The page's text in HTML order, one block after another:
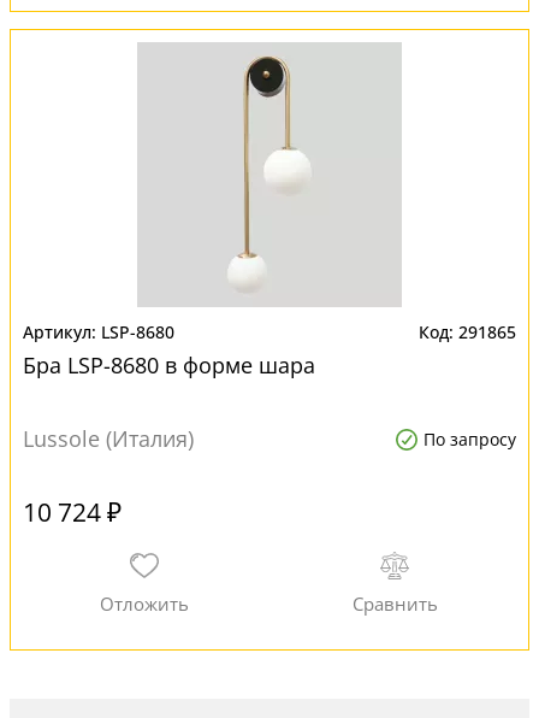
LSP-8680 291865
Бра LSP-8680 в форме шара
Lussole (Италия) По запросу
10 724 ₽